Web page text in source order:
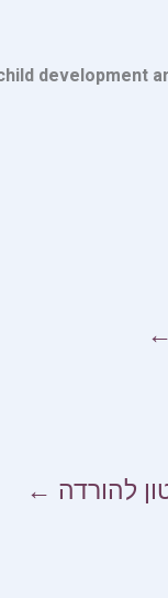
development
להורדה ←